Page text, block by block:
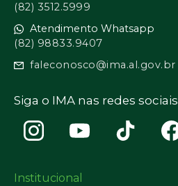
(82) 3512.5999
Atendimento Whatsapp
(82) 98833.9407
faleconosco@ima.al.gov.br
Siga o IMA nas redes sociais
Institucional